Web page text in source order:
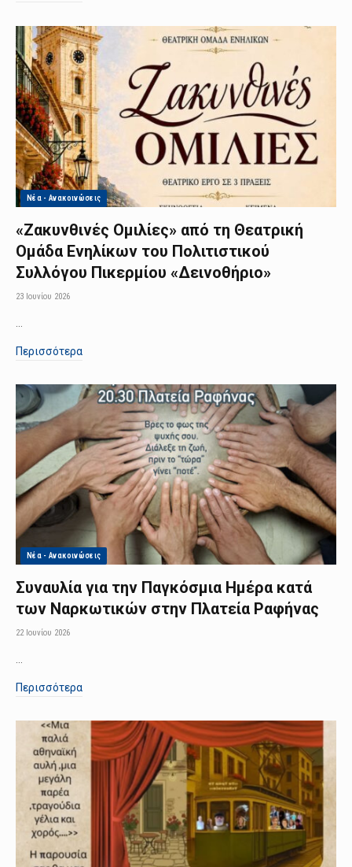
Νέα - Ανακοινώσεις
«Ζακυνθινές Ομιλίες» από τη Θεατρική
Ομάδα Ενηλίκων του Πολιτιστικού
Συλλόγου Πικερμίου «Δεινοθήριο»
23 Ιουνίου 2026
Περισσότερα
Νέα - Ανακοινώσεις
Συναυλία για την Παγκόσμια Ημέρα κατά
των Ναρκωτικών στην Πλατεία Ραφήνας
22 Ιουνίου 2026
Περισσότερα